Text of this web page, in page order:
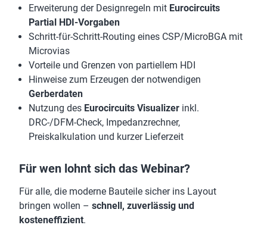
Erweiterung der Designregeln mit Eurocircuits
Partial HDI-Vorgaben
Schritt-für-Schritt-Routing eines CSP/MicroBGA mit
Microvias
Vorteile und Grenzen von partiellem HDI
Hinweise zum Erzeugen der notwendigen
Gerberdaten
Nutzung des Eurocircuits Visualizer inkl.
DRC-/DFM-Check, Impedanzrechner,
Preiskalkulation und kurzer Lieferzeit
Für wen lohnt sich das Webinar?
Für alle, die moderne Bauteile sicher ins Layout
bringen wollen – schnell, zuverlässig und
kosteneffizient.